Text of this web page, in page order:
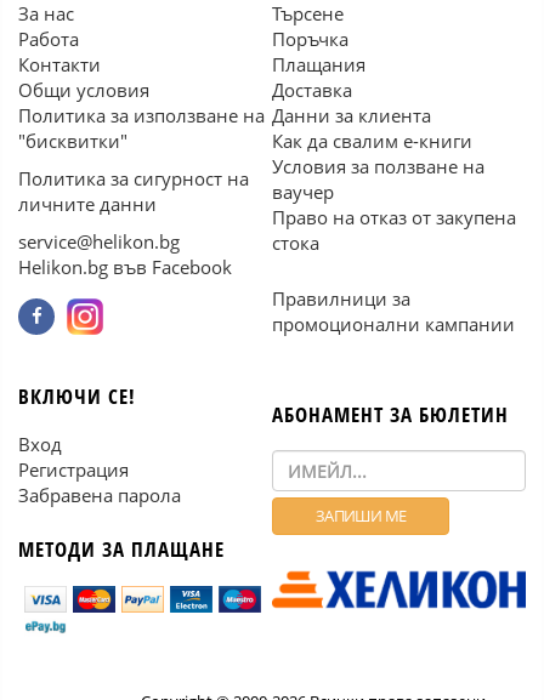
За нас
Работа
Контакти
Общи условия
Политика за използване на
"бисквитки"
Политика за сигурност на
личните данни
service@helikon.bg
Helikon.bg във Facebook
Търсене
Поръчка
Плащания
Доставка
Данни за клиента
Как да свалим е-книги
Условия за ползване на
ваучер
Право на отказ от закупена
стока
Правилници за
промоционални кампании
ВКЛЮЧИ СЕ!
Вход
Регистрация
Забравена парола
МЕТОДИ ЗА ПЛАЩАНЕ
АБОНАМЕНТ ЗА БЮЛЕТИН